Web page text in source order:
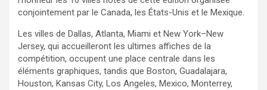
conjointement par le Canada, les États-Unis et le Mexique.
Les villes de Dallas, Atlanta, Miami et New York–New
Jersey, qui accueilleront les ultimes affiches de la
compétition, occupent une place centrale dans les
éléments graphiques, tandis que Boston, Guadalajara,
Houston, Kansas City, Los Angeles, Mexico, Monterrey,